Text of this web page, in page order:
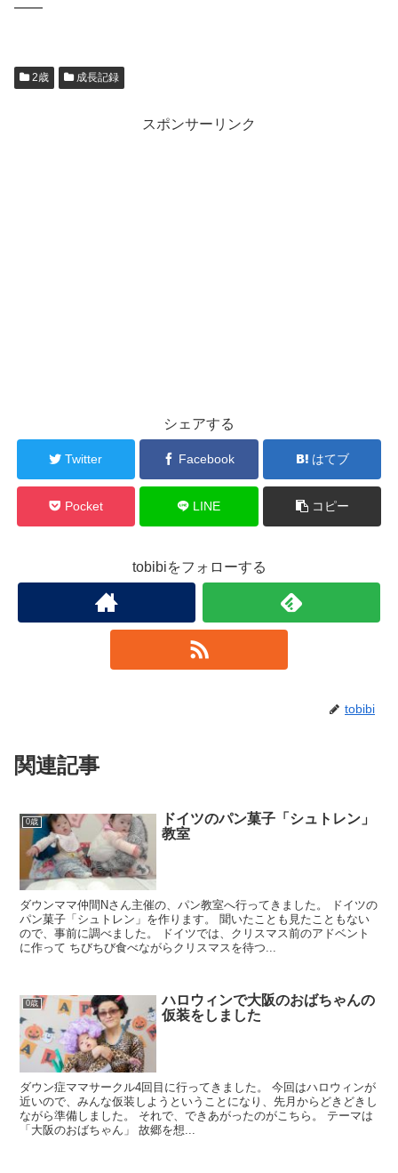
━━
2歳 成長記録
スポンサーリンク
シェアする
Twitter Facebook はてブ
Pocket LINE コピー
tobibiをフォローする
tobibi
関連記事
0歳
ドイツのパン菓子「シュトレン」
教室
ダウンママ仲間Nさん主催の、パン教室へ行ってきました。 ドイツの
パン菓子「シュトレン」を作ります。 聞いたことも見たこともない
ので、事前に調べました。 ドイツでは、クリスマス前のアドベント
に作って ちびちび食べながらクリスマスを待つ...
0歳
ハロウィンで大阪のおばちゃんの
仮装をしました
ダウン症ママサークル4回目に行ってきました。 今回はハロウィンが
近いので、みんな仮装しようということになり、先月からどきどきし
ながら準備しました。 それで、できあがったのがこちら。 テーマは
「大阪のおばちゃん」 故郷を想...